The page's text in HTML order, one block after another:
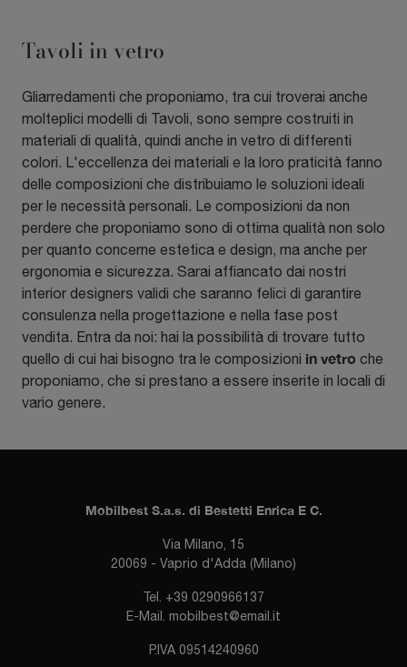
Tavoli in vetro
Gliarredamenti che proponiamo, tra cui troverai anche
molteplici modelli di Tavoli, sono sempre costruiti in
materiali di qualità, quindi anche in vetro di differenti
colori. L'eccellenza dei materiali e la loro praticità fanno
delle composizioni che distribuiamo le soluzioni ideali
per le necessità personali. Le composizioni da non
perdere che proponiamo sono di ottima qualità non solo
per quanto concerne estetica e design, ma anche per
ergonomia e sicurezza. Sarai affiancato dai nostri
interior designers validi che saranno felici di garantire
consulenza nella progettazione e nella fase post
vendita. Entra da noi: hai la possibilità di trovare tutto
quello di cui hai bisogno tra le composizioni in vetro che
proponiamo, che si prestano a essere inserite in locali di
vario genere.
Mobilbest S.a.s. di Bestetti Enrica E C.
Via Milano, 15
20069 - Vaprio d'Adda (Milano)
Tel. +39 0290966137
E-Mail. mobilbest@email.it
P.IVA 09514240960